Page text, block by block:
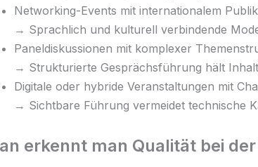
Networking-Events mit internationalem
→ Sprachlich und kulturell verbindende
Paneldiskussionen mit komplexer
→ Strukturierte Gesprächsführung hält
Digitale oder hybride Veranstaltungen mit
→ Sichtbare Führung vermeidet technische
erkennt man Qualität bei